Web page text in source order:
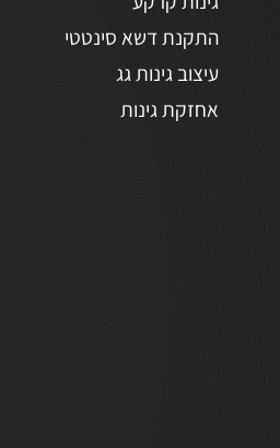
שלנו
גינות קרקע
התקנת דשא סינטטי